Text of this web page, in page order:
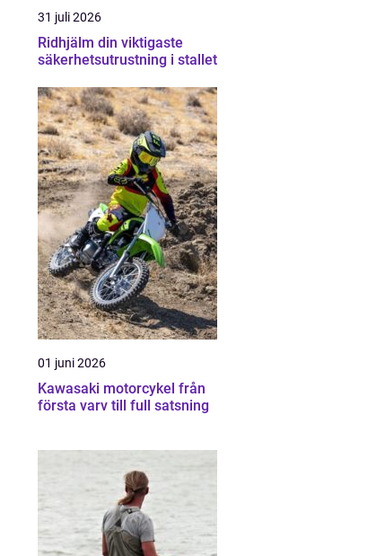
31 juli 2026
Ridhjälm din viktigaste
säkerhetsutrustning i stallet
01 juni 2026
Kawasaki motorcykel från
första varv till full satsning